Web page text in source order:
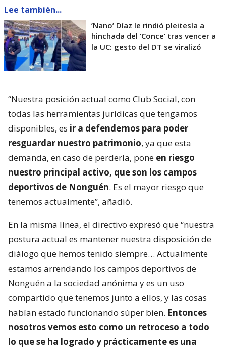
Lee también...
’Nano’ Díaz le rindió pleitesía a
hinchada del ’Conce’ tras vencer a
la UC: gesto del DT se viralizó
“Nuestra posición actual como Club Social, con
todas las herramientas jurídicas que tengamos
disponibles, es ir a defendernos para poder
resguardar nuestro patrimonio, ya que esta
demanda, en caso de perderla, pone en riesgo
nuestro principal activo, que son los campos
deportivos de Nonguén. Es el mayor riesgo que
tenemos actualmente”, añadió.
En la misma línea, el directivo expresó que “nuestra
postura actual es mantener nuestra disposición de
diálogo que hemos tenido siempre… Actualmente
estamos arrendando los campos deportivos de
Nonguén a la sociedad anónima y es un uso
compartido que tenemos junto a ellos, y las cosas
habían estado funcionando súper bien. Entonces
nosotros vemos esto como un retroceso a todo
lo que se ha logrado y prácticamente es una